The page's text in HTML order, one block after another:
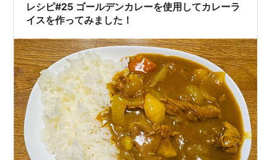
レシピ#25 ゴールデンカレーを使用してカレーラ
イスを作ってみました！